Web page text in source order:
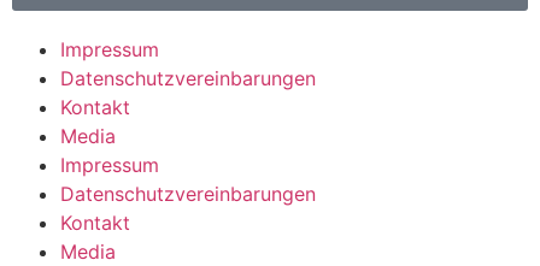
Impressum
Datenschutzvereinbarungen
Kontakt
Media
Impressum
Datenschutzvereinbarungen
Kontakt
Media